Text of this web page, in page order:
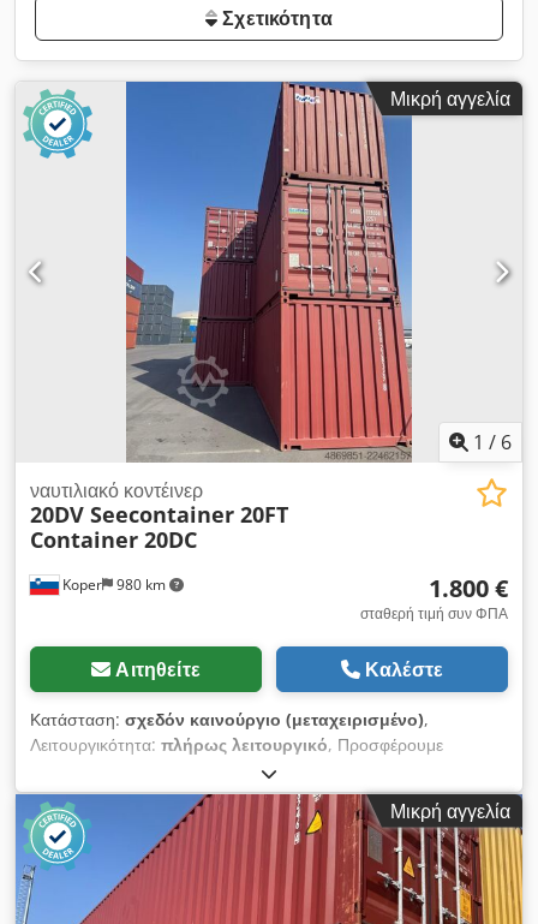
Σχετικότητα
Μικρή αγγελία
1 / 6
Koper 980 km
ναυτιλιακό κοντέινερ
20DV Seecontainer 20FT
Container 20DC
1.800 €
σταθερή τιμή συν ΦΠΑ
Αιτηθείτε Καλέστε
Κατάσταση: σχεδόν καινούργιο (μεταχειρισμένο),
Λειτουργικότητα: πλήρως λειτουργικό, Προσφέρουμε
καινούργια, άριστης κατάστασης θαλάσσια κοντέινερ IICL
20DV. ΤΥΠΟΣ ΚΟΝΤΕΙΝΕΡ: Θαλάσσιο κοντέινερ 20DV Djdpfx
Aijzqt Aqe Eewa ΚΑΤΑΣΤΑΣΗ ΠΑΡΑΔΟΣΗΣ: καινούργιο,
άριστης κατάστασης, IICL, αδιάβροχο και ανθεκτικό στις
καιρικές συνθήκες, κατάλληλο για μεταφορά εμπορευμάτων, με
σήμανση CSC, ξύλινο δάπεδο, αυθεντικές φωτογραφίες.
Μικρή αγγελία